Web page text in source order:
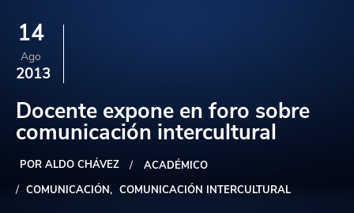
14
Ago
2013
Docente expone en foro sobre
comunicación intercultural
POR ALDO CHÁVEZ
ACADÉMICO
COMUNICACIÓN
COMUNICACIÓN INTERCULTURAL